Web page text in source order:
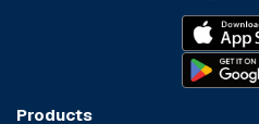
Products